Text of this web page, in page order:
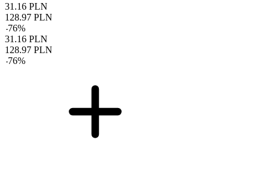
31.16 PLN
128.97 PLN
-76%
31.16 PLN
128.97 PLN
-76%